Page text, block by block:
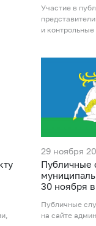
Участие в
и
29 ноября
Публичные
30 ноября
Публичные
на сайте